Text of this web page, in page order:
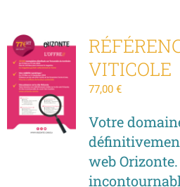
VITICOLE
77,00 €
Votre
web Orizonte.